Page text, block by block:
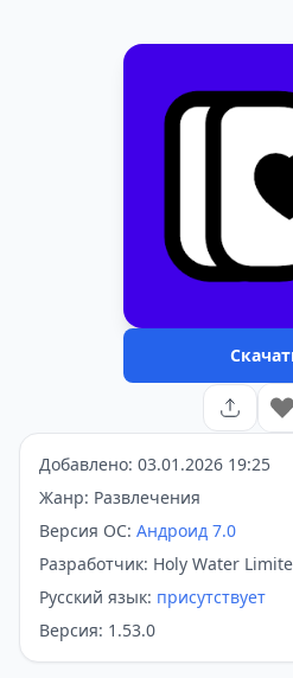
Добавлено: 03.01.2026 19:25
Жанр: Развлечения
Версия ОС: Андроид 7.0
Разработчик: Holy Water
Русский язык: присутствует
Версия: 1.53.0